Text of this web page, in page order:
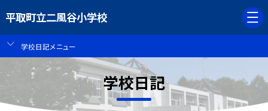
平取町立二風谷小学校
学校日記メニュー
学校日記